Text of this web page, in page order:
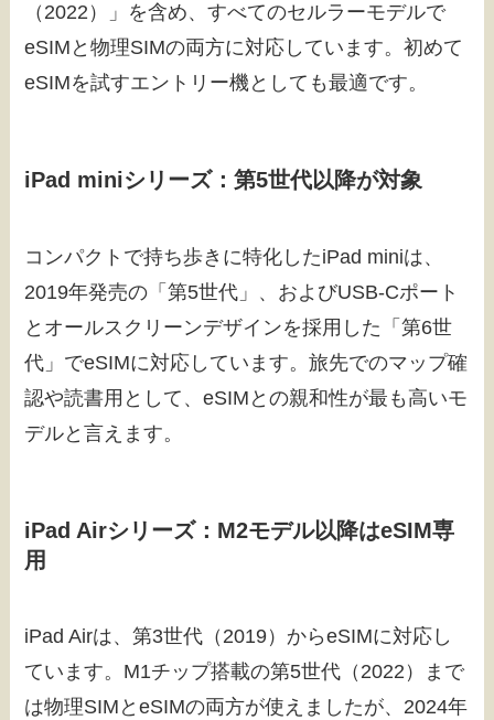
（2022）」を含め、すべてのセルラーモデルで
eSIMと物理SIMの両方に対応しています。初めて
eSIMを試すエントリー機としても最適です。
iPad miniシリーズ：第5世代以降が対象
コンパクトで持ち歩きに特化したiPad miniは、
2019年発売の「第5世代」、およびUSB-Cポート
とオールスクリーンデザインを採用した「第6世
代」でeSIMに対応しています。旅先でのマップ確
認や読書用として、eSIMとの親和性が最も高いモ
デルと言えます。
iPad Airシリーズ：M2モデル以降はeSIM専
用
iPad Airは、第3世代（2019）からeSIMに対応し
ています。M1チップ搭載の第5世代（2022）まで
は物理SIMとeSIMの両方が使えましたが、2024年